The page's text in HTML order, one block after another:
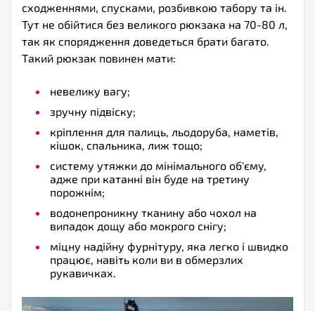
сходженнями, спусками, розбивкою табору та ін.
Тут не обійтися без великого рюкзака на 70-80 л,
так як спорядження доведеться брати багато.
Такий рюкзак повинен мати:
невелику вагу;
зручну підвіску;
кріплення для палиць, льодоруба, наметів,
кішок, спальника, лиж тощо;
систему утяжки до мінімального об'єму,
адже при катанні він буде на третину
порожнім;
водонепроникну тканину або чохол на
випадок дощу або мокрого снігу;
міцну надійну фурнітуру, яка легко і швидко
працює, навіть коли ви в обмерзлих
рукавичках.